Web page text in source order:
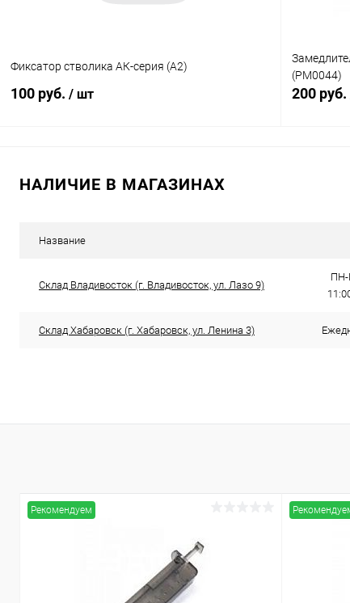
Фиксатор стволика АК-серия (A2)
100 руб. / шт
(PM0044)
200 руб.
НАЛИЧИЕ В МАГАЗИНАХ
Название
Склад Владивосток (г. Владивосток, ул. Лазо 9)
ПН-
Склад Хабаровск (г. Хабаровск, ул. Ленина 3)
Рекомендуем